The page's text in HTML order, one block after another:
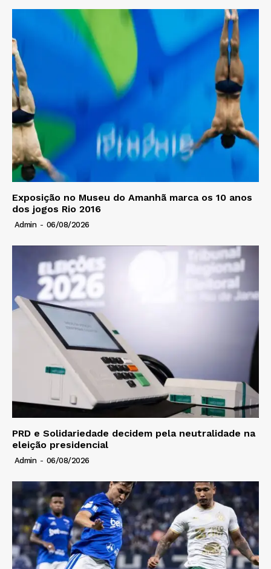
Exposição no Museu do Amanhã marca os 10 anos
dos jogos Rio 2016
Admin - 06/08/2026
PRD e Solidariedade decidem pela neutralidade na
eleição presidencial
Admin - 06/08/2026